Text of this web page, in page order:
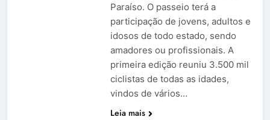
Paraíso. O passeio terá a
participação de jovens, adultos e
idosos de todo estado, sendo
amadores ou profissionais. A
primeira edição reuniu 3.500 mil
ciclistas de todas as idades,
vindos de vários…
Leia mais